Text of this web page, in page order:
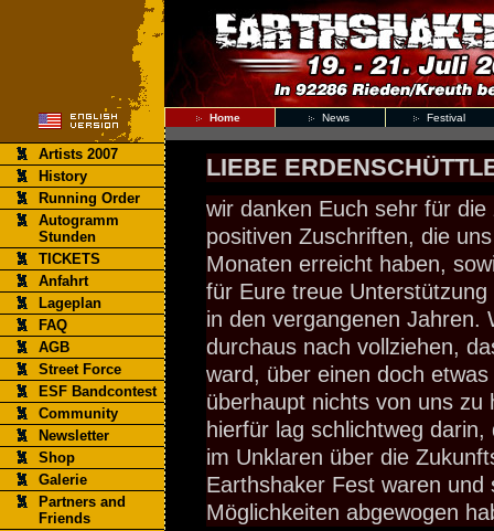
Home News Festival
LIEBE
wir danken Euch sehr für die
positiven Zuschriften, die
Monaten erreicht haben,
für Eure treue
in den vergangenen Jahren.
durchaus nach vollziehen,
ward, über einen doch
überhaupt nichts von uns zu
hierfür lag schlichtweg
im Unklaren über die
Earthshaker Fest waren und
Möglichkeiten abgewogen
Artists 2007
History
Running Order
Autogramm
Stunden
TICKETS
Anfahrt
Lageplan
FAQ
AGB
Street Force
ESF Bandcontest
Community
Newsletter
Shop
Galerie
Partners and
Friends